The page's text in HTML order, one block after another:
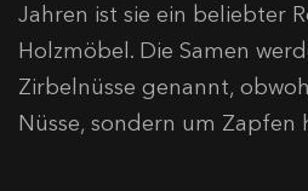
Jahren ist sie ein beliebter
Holzmöbel. Die Samen
Zirbelnüsse genannt,
Nüsse, sondern um Zapfen